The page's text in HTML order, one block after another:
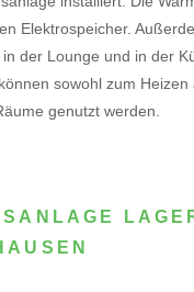
Elektrospeicher.
der Lounge und in der
sowohl zum Heizen
genutzt werden.